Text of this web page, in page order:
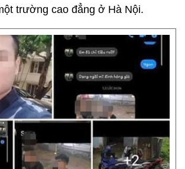
trường cao đẳng ở Hà Nội.